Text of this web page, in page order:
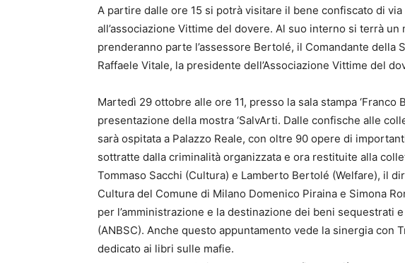
A partire dalle ore 15 si potrà visitare il bene confiscato di
all’associazione Vittime del dovere. Al suo interno si terrà
prenderanno parte l’assessore Bertolé, il Comandante della
Raffaele Vitale, la presidente dell’Associazione Vittime del
Martedì 29 ottobre alle ore 11, presso la sala stampa ‘Franco
presentazione della mostra ‘SalvArti. Dalle confische alle
sarà ospitata a Palazzo Reale, con oltre 90 opere di
sottratte dalla criminalità organizzata e ora restituite alla
Tommaso Sacchi (Cultura) e Lamberto Bertolé (Welfare), il
Cultura del Comune di Milano Domenico Piraina e Simona
per l’amministrazione e la destinazione dei beni sequestrati
(ANBSC). Anche questo appuntamento vede la sinergia con
dedicato ai libri sulle mafie.